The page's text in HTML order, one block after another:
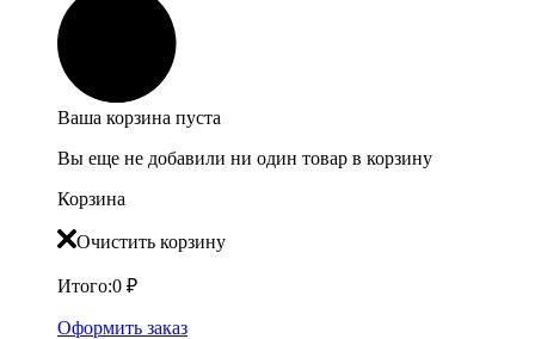
Ваша корзина пуста
Вы еще не добавили ни один товар в корзину
Корзина
Очистить корзину
Итого:0 ₽
Оформить заказ